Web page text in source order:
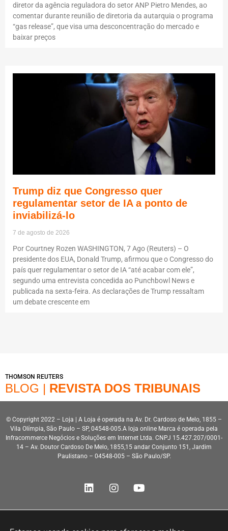
diretor da agência reguladora do setor ANP Pietro Mendes, ao
comentar durante reunião de diretoria da autarquia o programa
“gas release”, que visa uma desconcentração do mercado e
baixar preços
Trump diz que Congresso quer
regulamentar setor de IA a ponto de
inviabilizá-lo
7 de agosto de 2026
Por Courtney Rozen WASHINGTON, 7 Ago (Reuters) – O
presidente dos EUA, Donald Trump, afirmou que o Congresso do
país quer regulamentar o setor de IA “até acabar com ele”,
segundo uma entrevista concedida ao Punchbowl News e
publicada na sexta-feira. As declarações de Trump ressaltam
um debate crescente em
THOMSON REUTERS
BLOG | REVISTA DOS TRIBUNAIS
© Copyright 2022 – Loja | A Loja é operada na Av. Dr. Cardoso de Melo, 1855 –
Vila Olímpia, São Paulo – SP, 04548-005.A loja online Marca é operada pela
Infracommerce Negócios e Soluções em Internet Ltda. CNPJ 15.427.207/0001-
14 – Av. Doutor Cardoso De Melo, 1855,15 andar Conjunto 151, Jardim
Paulistano – 04548-005 – São Paulo/SP.